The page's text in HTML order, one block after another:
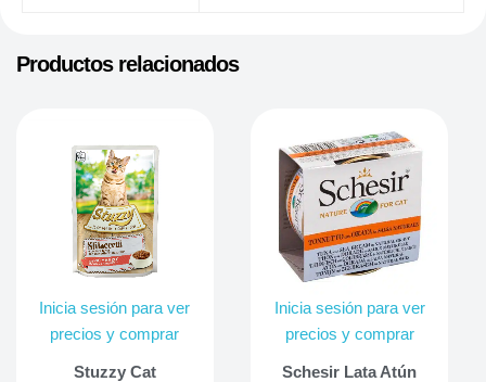
Productos relacionados
Inicia sesión para ver
precios y comprar
Stuzzy Cat
Inicia sesión para ver
precios y comprar
Schesir Lata Atún